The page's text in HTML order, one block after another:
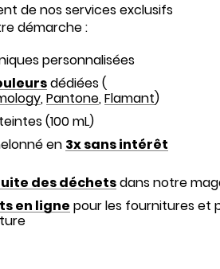
de nos services exclusifs
démarche :
personnalisées
dédiées (
,Pantone,Flamant)
(100 mL)
en 3x sans intérêt
des déchetsdans notre
en ligne pour les fournitures et